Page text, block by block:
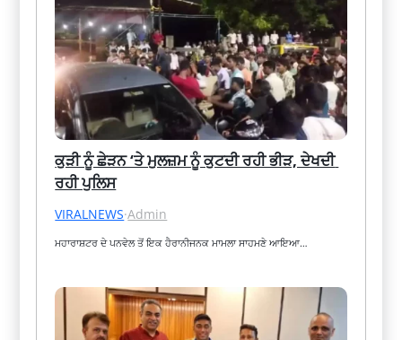
ਕੁੜੀ ਨੂੰ ਛੇੜਨ ‘ਤੇ ਮੁਲਜ਼ਮ ਨੂੰ ਕੁਟਦੀ ਰਹੀ ਭੀੜ, ਦੇਖਦੀ
ਰਹੀ ਪੁਲਿਸ
VIRALNEWS·Admin
ਮਹਾਰਾਸ਼ਟਰ ਦੇ ਪਨਵੇਲ ਤੋਂ ਇਕ ਹੈਰਾਨੀਜਨਕ ਮਾਮਲਾ ਸਾਹਮਣੇ ਆਇਆ…